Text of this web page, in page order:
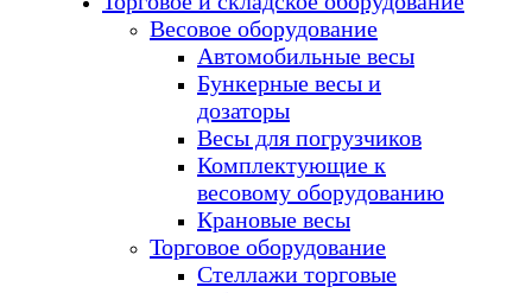
Весовое оборудование
Автомобильные весы
Бункерные весы и
дозаторы
Весы для погрузчиков
Комплектующие к
весовому оборудованию
Крановые весы
Торговое оборудование
Стеллажи торговые